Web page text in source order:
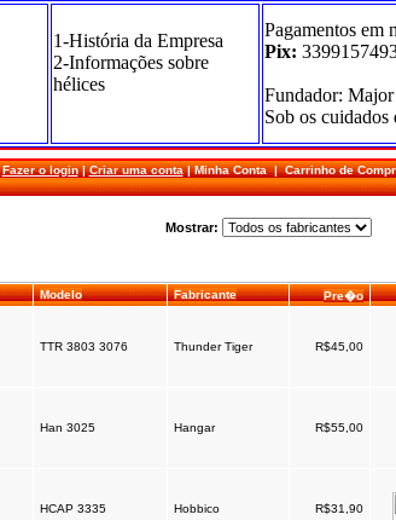
1-História da Empresa
2-Informações sobre
hélices
Pagamentos em
Pix:
Fundador:
Sob os
Fazer o login|Criar uma conta|Minha Conta|Carrinho de
Mostrar:
Modelo Fabricante Pre�o
TTR 3803 3076 Thunder Tiger R$45,00
Han 3025 Hangar R$55,00
HCAP 3335 Hobbico R$31,90